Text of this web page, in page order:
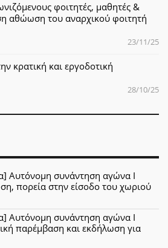
φοιτητές, μαθητές &
αθώωση του αναρχικού φοιτητή
23/11/25
κρατική και εργοδοτική
28/10/25
Αυτόνομη συνάντηση αγώνα Ι
πορεία στην είσοδο του χωριού
Αυτόνομη συνάντηση αγώνα Ι
παρέμβαση και εκδήλωση για